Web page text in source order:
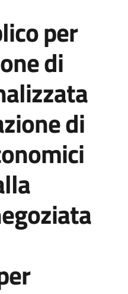
per
di
di